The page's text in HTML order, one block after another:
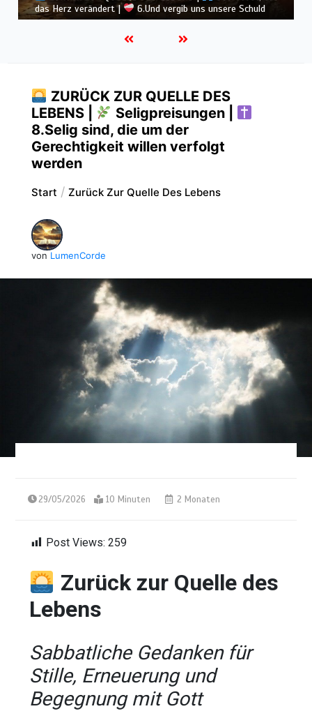
heute
ZURÜCK ZUR QUELLE DES
LEBENS |
Seligpreisungen |
8.Selig sind, die um der
Gerechtigkeit willen verfolgt
werden
Start Zurück Zur Quelle Des Lebens
von LumenCorde
29/05/2026 10 Minuten 2 Monaten
Post Views: 259
Zurück zur Quelle des
Lebens
Sabbatliche Gedanken für
Stille, Erneuerung und
Begegnung mit Gott